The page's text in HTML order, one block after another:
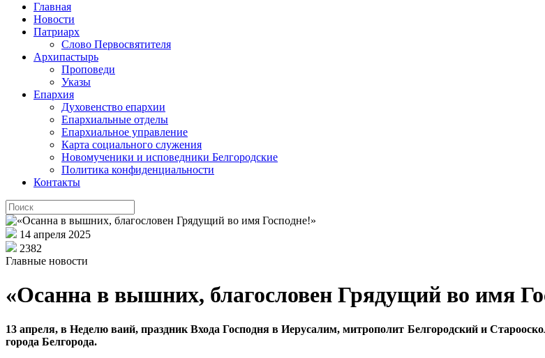
Главная
Новости
Патриарх
Слово Первосвятителя
Архипастырь
Проповеди
Указы
Епархия
Духовенство епархии
Епархиальные отделы
Епархиальное управление
Карта социального служения
Новомученики и исповедники Белгородские
Политика конфиденциальности
Контакты
14 апреля 2025
2382
Главные новости
«Осанна в вышних, благословен Грядущий во имя
13 апреля, в Неделю ваий, праздник Входа Господня в Иерусалим, митрополит Белгородский и
города Белгорода.